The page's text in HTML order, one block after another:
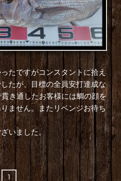
たですがコンスタントに拾え
たが、目標の全員安打達成な
き通したお客様には鯛の顔を
ません。またリベンジお待ち
いました。
1